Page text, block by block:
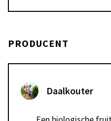
PRODUCENT
Daalkouter